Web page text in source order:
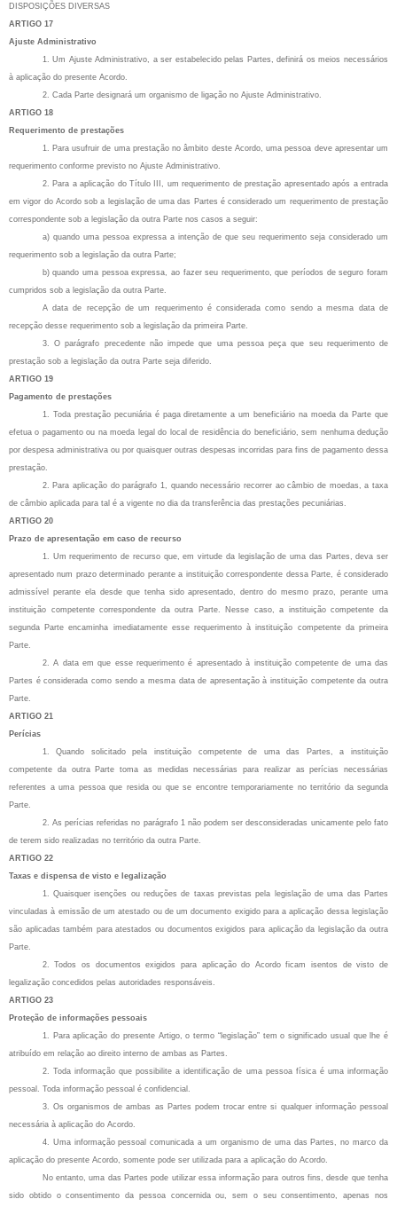
DISPOSIÇÕES DIVERSAS
ARTIGO 17
Ajuste Administrativo
1. Um Ajuste Administrativo, a ser estabelecido pelas Partes, definirá os meios necessários
à aplicação do presente Acordo.
2. Cada Parte designará um organismo de ligação no Ajuste Administrativo.
ARTIGO 18
Requerimento de prestações
1. Para usufruir de uma prestação no âmbito deste Acordo, uma pessoa deve apresentar um
requerimento conforme previsto no Ajuste Administrativo.
2. Para a aplicação do Título III, um requerimento de prestação apresentado após a entrada
em vigor do Acordo sob a legislação de uma das Partes é considerado um requerimento de prestação
correspondente sob a legislação da outra Parte nos casos a seguir:
a) quando uma pessoa expressa a intenção de que seu requerimento seja considerado um
requerimento sob a legislação da outra Parte;
b) quando uma pessoa expressa, ao fazer seu requerimento, que períodos de seguro foram
cumpridos sob a legislação da outra Parte.
A data de recepção de um requerimento é considerada como sendo a mesma data de
recepção desse requerimento sob a legislação da primeira Parte.
3. O parágrafo precedente não impede que uma pessoa peça que seu requerimento de
prestação sob a legislação da outra Parte seja diferido.
ARTIGO 19
Pagamento de prestações
1. Toda prestação pecuniária é paga diretamente a um beneficiário na moeda da Parte que
efetua o pagamento ou na moeda legal do local de residência do beneficiário, sem nenhuma dedução
por despesa administrativa ou por quaisquer outras despesas incorridas para fins de pagamento dessa
prestação.
2. Para aplicação do parágrafo 1, quando necessário recorrer ao câmbio de moedas, a taxa
de câmbio aplicada para tal é a vigente no dia da transferência das prestações pecuniárias.
ARTIGO 20
Prazo de apresentação em caso de recurso
1. Um requerimento de recurso que, em virtude da legislação de uma das Partes, deva ser
apresentado num prazo determinado perante a instituição correspondente dessa Parte, é considerado
admissível perante ela desde que tenha sido apresentado, dentro do mesmo prazo, perante uma
instituição competente correspondente da outra Parte. Nesse caso, a instituição competente da
segunda Parte encaminha imediatamente esse requerimento à instituição competente da primeira
Parte.
2. A data em que esse requerimento é apresentado à instituição competente de uma das
Partes é considerada como sendo a mesma data de apresentação à instituição competente da outra
Parte.
ARTIGO 21
Perícias
1. Quando solicitado pela instituição competente de uma das Partes, a instituição
competente da outra Parte toma as medidas necessárias para realizar as perícias necessárias
referentes a uma pessoa que resida ou que se encontre temporariamente no território da segunda
Parte.
2. As perícias referidas no parágrafo 1 não podem ser desconsideradas unicamente pelo fato
de terem sido realizadas no território da outra Parte.
ARTIGO 22
Taxas e dispensa de visto e legalização
1. Quaisquer isenções ou reduções de taxas previstas pela legislação de uma das Partes
vinculadas à emissão de um atestado ou de um documento exigido para a aplicação dessa legislação
são aplicadas também para atestados ou documentos exigidos para aplicação da legislação da outra
Parte.
2. Todos os documentos exigidos para aplicação do Acordo ficam isentos de visto de
legalização concedidos pelas autoridades responsáveis.
ARTIGO 23
Proteção de informações pessoais
1. Para aplicação do presente Artigo, o termo “legislação” tem o significado usual que lhe é
atribuído em relação ao direito interno de ambas as Partes.
2. Toda informação que possibilite a identificação de uma pessoa física é uma informação
pessoal. Toda informação pessoal é confidencial.
3. Os organismos de ambas as Partes podem trocar entre si qualquer informação pessoal
necessária à aplicação do Acordo.
4. Uma informação pessoal comunicada a um organismo de uma das Partes, no marco da
aplicação do presente Acordo, somente pode ser utilizada para a aplicação do Acordo.
No entanto, uma das Partes pode utilizar essa informação para outros fins, desde que tenha
sido obtido o consentimento da pessoa concernida ou, sem o seu consentimento, apenas nos